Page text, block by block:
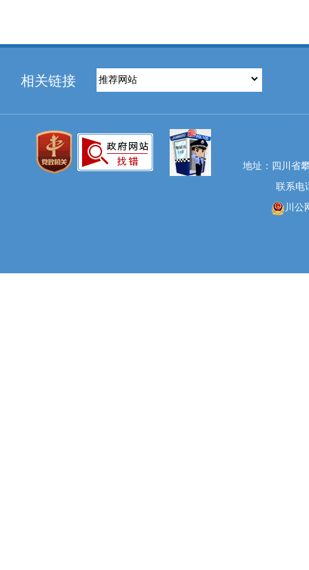
相关链接
地址：四川省
联系电
川公